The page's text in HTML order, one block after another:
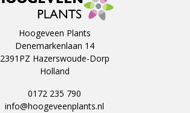
Hoogeveen Plants
Denemarkenlaan 14
2391PZ Hazerswoude-Dorp
Holland
0172 235 790
info@hoogeveenplants.nl